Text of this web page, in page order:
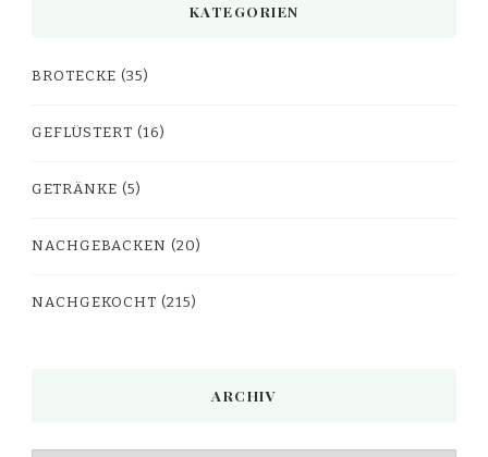
KATEGORIEN
BROTECKE (35)
GEFLÜSTERT (16)
GETRÄNKE (5)
NACHGEBACKEN (20)
NACHGEKOCHT (215)
ARCHIV